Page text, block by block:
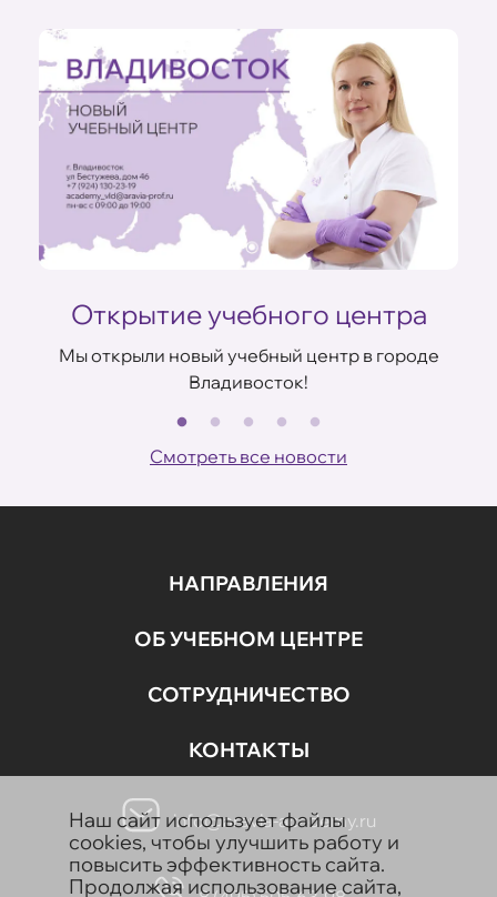
Открытие учебного центра
Мы открыли новый учебный центр в городе
Владивосток!
Смотреть все новости
НАПРАВЛЕНИЯ
ОБ УЧЕБНОМ ЦЕНТРЕ
СОТРУДНИЧЕСТВО
КОНТАКТЫ
info@aravia-academy.ru
Наш сайт использует файлы
cookies, чтобы улучшить работу и
повысить эффективность сайта.
Продолжая использование сайта,